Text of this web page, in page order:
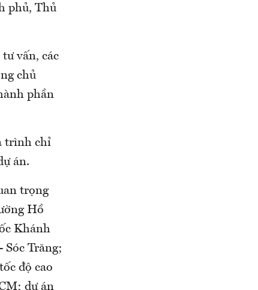
phủ, Thủ
vấn, các
chủ
phần
trình chỉ
án.
trọng
Hồ
Khánh
Trăng;
độ cao
dự án